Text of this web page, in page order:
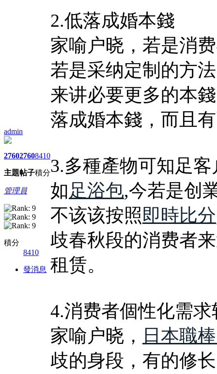
admin
2760
主題
2760
帖子
8410
積分
管理員
積分
8410
發消息
2.低落成婚本錢
家喻户晓，若是消
若是采纳定制的方
来讲必要更多的本
落成婚本錢，而且
3.多種產物可知足
如足浴包,今若是创
不该该按照即時比分
歧春秋段的消费者
租赁。
4.消费者個性化需求
家喻户晓， 日本職
歧的身段，有的修